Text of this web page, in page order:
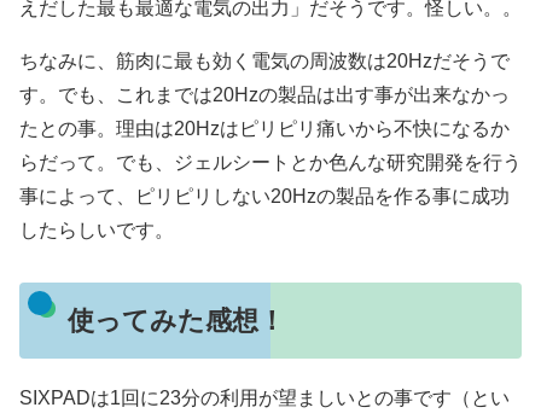
えだした最も最適な電気の出力」だそうです。怪しい。。
ちなみに、筋肉に最も効く電気の周波数は20Hzだそうで
す。でも、これまでは20Hzの製品は出す事が出来なかっ
たとの事。理由は20Hzはピリピリ痛いから不快になるか
らだって。でも、ジェルシートとか色んな研究開発を行う
事によって、ピリピリしない20Hzの製品を作る事に成功
したらしいです。
使ってみた感想！
SIXPADは1回に23分の利用が望ましいとの事です（とい